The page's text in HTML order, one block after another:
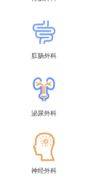
肛肠外科
泌尿外科
神经外科